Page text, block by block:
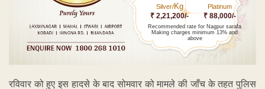
Silver/Kg
₹ 2,21,200/-
Platinum
₹ 88,000/-
Recommended rate for Nagpur sarafa
Making charges minimum 13% and
above
रविवार को हुए इस हादसे के बाद सोमवार को मामले की जाँच के तहत पुलिस